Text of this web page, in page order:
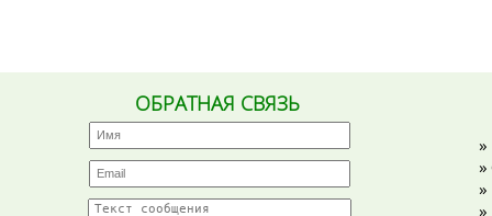
ОБРАТНАЯ СВЯЗЬ
»
»
»
»